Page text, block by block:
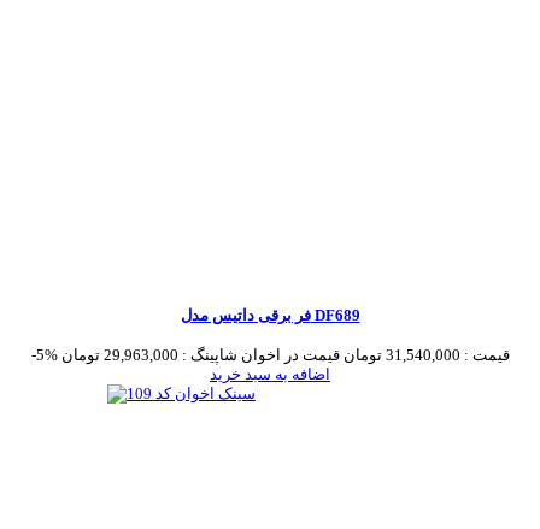
فر برقی داتیس مدل DF689
-5% قیمت : 31,540,000 تومان قیمت در اخوان شاپینگ : 29,963,000 تومان
اضافه به سبد خرید